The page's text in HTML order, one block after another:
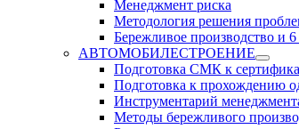
Менеджмент риска
Методология решения
Бережливое производство и
АВТОМОБИЛЕСТРОЕНИЕ
Подготовка СМК к
Подготовка к прохождению
Инструментарий
Методы бережливого